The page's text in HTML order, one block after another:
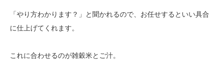
「やり方わかります？」と聞かれるので、お任せするといい具合
に仕上げてくれます。
これに合わせるのが雑穀米とご汁。